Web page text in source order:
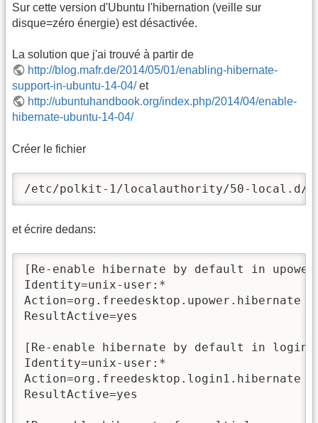
Sur cette version d'Ubuntu l'hibernation (veille sur
disque=zéro énergie) est désactivée.
La solution que j'ai trouvé à partir de
http://blog.mafr.de/2014/05/01/enabling-hibernate-
support-in-ubuntu-14-04/et
http://ubuntuhandbook.org/index.php/2014/04/enable-
hibernate-ubuntu-14-04/
Créer le fichier
/etc/polkit-1/localauthority/50-local.d/
et écrire dedans:
[Re-enable hibernate by default in
Identity=unix-user:*
Action=org.freedesktop.upower.hibernate
ResultActive=yes
[Re-enable hibernate by default in
Identity=unix-user:*
Action=org.freedesktop.login1.hibernate
ResultActive=yes